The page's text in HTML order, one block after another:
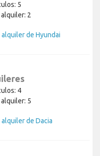
5
2
de Hyundai
4
5
de Dacia